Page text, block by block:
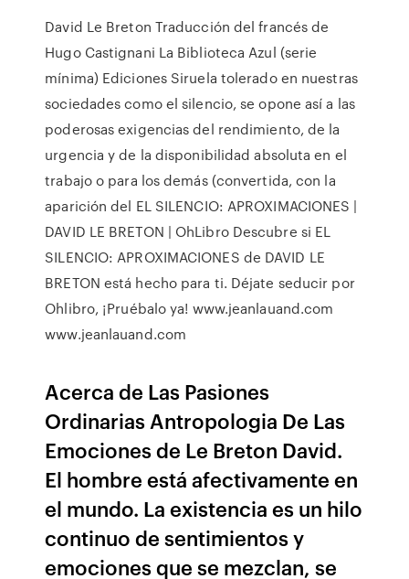
David Le Breton Traducción del francés de
Hugo Castignani La Biblioteca Azul (serie
mínima) Ediciones Siruela tolerado en nuestras
sociedades como el silencio, se opone así a las
poderosas exigencias del rendimiento, de la
urgencia y de la disponibilidad absoluta en el
trabajo o para los demás (convertida, con la
aparición del EL SILENCIO: APROXIMACIONES |
DAVID LE BRETON | OhLibro Descubre si EL
SILENCIO: APROXIMACIONES de DAVID LE
BRETON está hecho para ti. Déjate seducir por
Ohlibro, ¡Pruébalo ya! www.jeanlauand.com
www.jeanlauand.com
Acerca de Las Pasiones
Ordinarias Antropologia De Las
Emociones de Le Breton David.
El hombre está afectivamente en
el mundo. La existencia es un hilo
continuo de sentimientos y
emociones que se mezclan, se